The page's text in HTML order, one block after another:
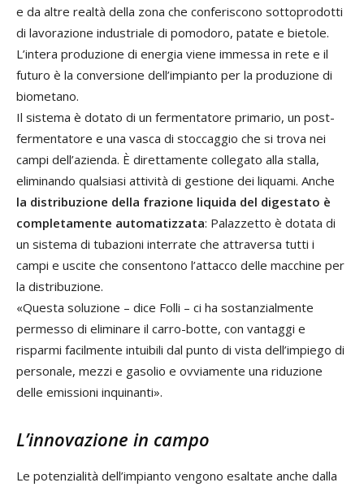
e da altre realtà della zona che conferiscono sottoprodotti
di lavorazione industriale di pomodoro, patate e bietole.
L’intera produzione di energia viene immessa in rete e il
futuro è la conversione dell’impianto per la produzione di
biometano.
Il sistema è dotato di un fermentatore primario, un post-
fermentatore e una vasca di stoccaggio che si trova nei
campi dell’azienda. È direttamente collegato alla stalla,
eliminando qualsiasi attività di gestione dei liquami. Anche
la distribuzione della frazione liquida del digestato è
completamente automatizzata: Palazzetto è dotata di
un sistema di tubazioni interrate che attraversa tutti i
campi e uscite che consentono l’attacco delle macchine per
la distribuzione.
«Questa soluzione – dice Folli – ci ha sostanzialmente
permesso di eliminare il carro-botte, con vantaggi e
risparmi facilmente intuibili dal punto di vista dell’impiego di
personale, mezzi e gasolio e ovviamente una riduzione
delle emissioni inquinanti».
L’innovazione in campo
Le potenzialità dell’impianto vengono esaltate anche dalla